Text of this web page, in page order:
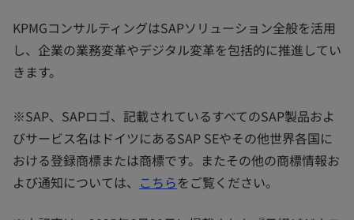
KPMGコンサルティングはSAPソリューション全般を活用
し、企業の業務変革やデジタル変革を包括的に推進してい
きます。
※SAP、SAPロゴ、記載されているすべてのSAP製品およ
びサービス名はドイツにあるSAP SEやその他世界各国に
おける登録商標または商標です。またその他の商標情報お
よび通知については、
こちらをご覧ください。